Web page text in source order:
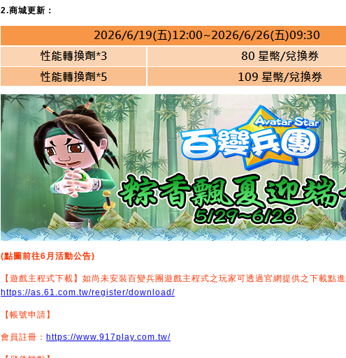
2.商城更新：
(點圖前往6月活動公告)
【遊戲主程式下載】如尚未安裝百變兵團遊戲主程式之玩家可透過官網提供之下載點
https://as.61.com.tw/register/download/
【帳號申請】
會員註冊： https://www.917play.com.tw/